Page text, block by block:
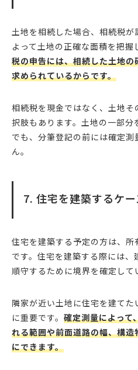
土地を相続した場合、相続税
よって土地の正確な面積を把握
税の申告には、相続した土地
求められているからです。
相続税を現金ではなく、土地
択肢もあります。土地の一部分
でも、分筆登記の前には確定
ん。
7. 住宅を建築するケー
住宅を建築する予定の方は、
です。住宅を建築する際には
順守するために境界を確定して
隣家が近い土地に住宅を建てた
に重要です。 確定測量によって
れる範囲や前面道路の幅、構
にできます。